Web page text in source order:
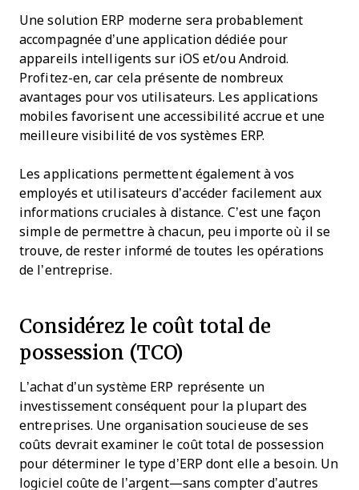
Une solution ERP moderne sera probablement
accompagnée d’une application dédiée pour
appareils intelligents sur iOS et/ou Android.
Profitez-en, car cela présente de nombreux
avantages pour vos utilisateurs. Les applications
mobiles favorisent une accessibilité accrue et une
meilleure visibilité de vos systèmes ERP.
Les applications permettent également à vos
employés et utilisateurs d’accéder facilement aux
informations cruciales à distance. C’est une façon
simple de permettre à chacun, peu importe où il se
trouve, de rester informé de toutes les opérations
de l’entreprise.
Considérez le coût total de
possession (TCO)
L’achat d’un système ERP représente un
investissement conséquent pour la plupart des
entreprises. Une organisation soucieuse de ses
coûts devrait examiner le coût total de possession
pour déterminer le type d’ERP dont elle a besoin. Un
logiciel coûte de l’argent—sans compter d’autres